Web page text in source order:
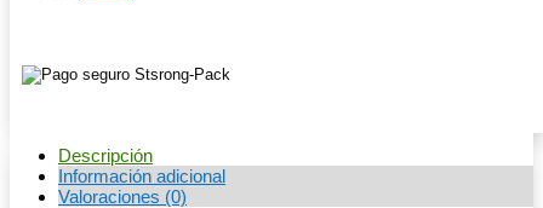
Descripción
Información adicional
Valoraciones (0)